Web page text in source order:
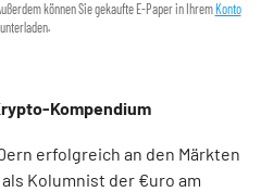
können Sie gekaufte E-Paper in Ihrem Konto
Kompendium
erfolgreich an den Märkten
Kolumnist der €uro am